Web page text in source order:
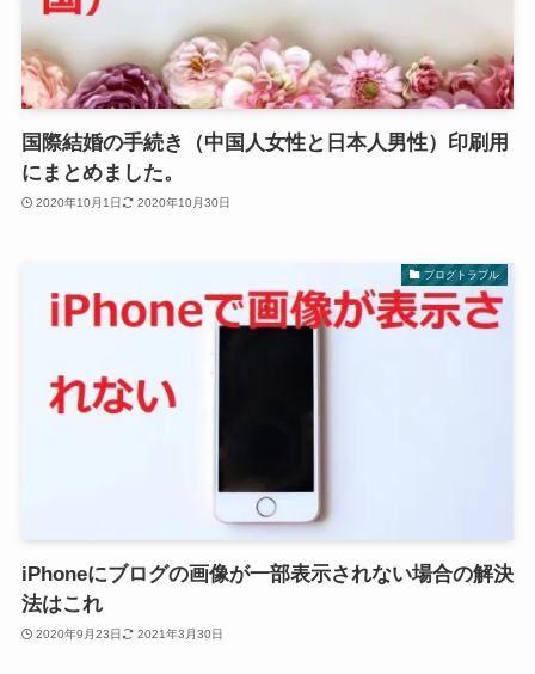
国際結婚の手続き（中国人女性と日本人男性）印刷用
にまとめました。
2020年10月1日 2020年10月30日
ブログトラブル
iPhoneにブログの画像が一部表示されない場合の解決
法はこれ
2020年9月23日 2021年3月30日